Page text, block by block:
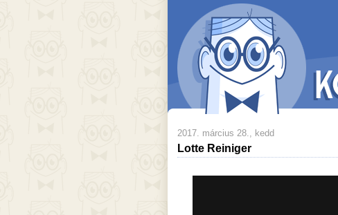
2017. március 28., kedd
Lotte Reiniger